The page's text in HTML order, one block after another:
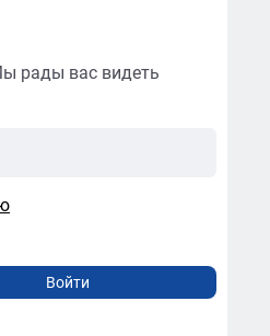
рады вас видеть